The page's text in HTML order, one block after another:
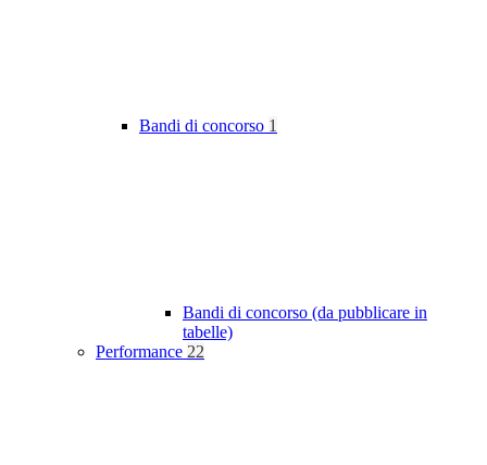
Bandi di concorso 1
Bandi di concorso (da pubblicare in
tabelle)
Performance 22